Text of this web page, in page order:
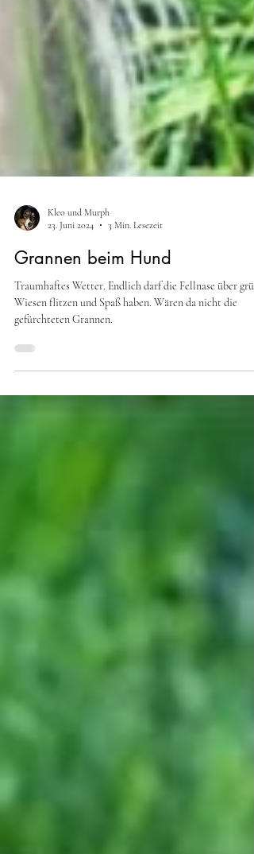
Kleo und Murph
23. Juni 2024
3 Min. Lesezeit
Grannen beim Hund
Wiesen flitzen und Spaß haben. Wären da nicht die